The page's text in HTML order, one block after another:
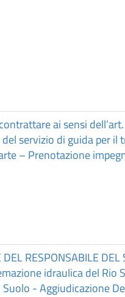
ai sensi
del servizio di guida per
– Prenotazione
RESPONSABILE
idraulica del Rio
Suolo - Aggiudicazione